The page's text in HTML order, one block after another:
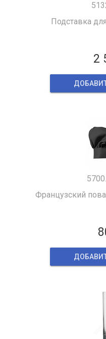
Подставка
2
Французский